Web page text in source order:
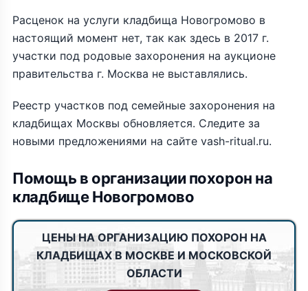
Расценок на услуги кладбища Новогромово в
настоящий момент нет, так как здесь в 2017 г.
участки под родовые захоронения на аукционе
правительства г. Москва не выставлялись.
Реестр участков под семейные захоронения на
кладбищах Москвы обновляется. Следите за
новыми предложениями на сайте vash-ritual.ru.
Помощь в организации похорон на
кладбище Новогромово
ЦЕНЫ НА ОРГАНИЗАЦИЮ ПОХОРОН НА
КЛАДБИЩАХ В МОСКВЕ И МОСКОВСКОЙ
ОБЛАСТИ